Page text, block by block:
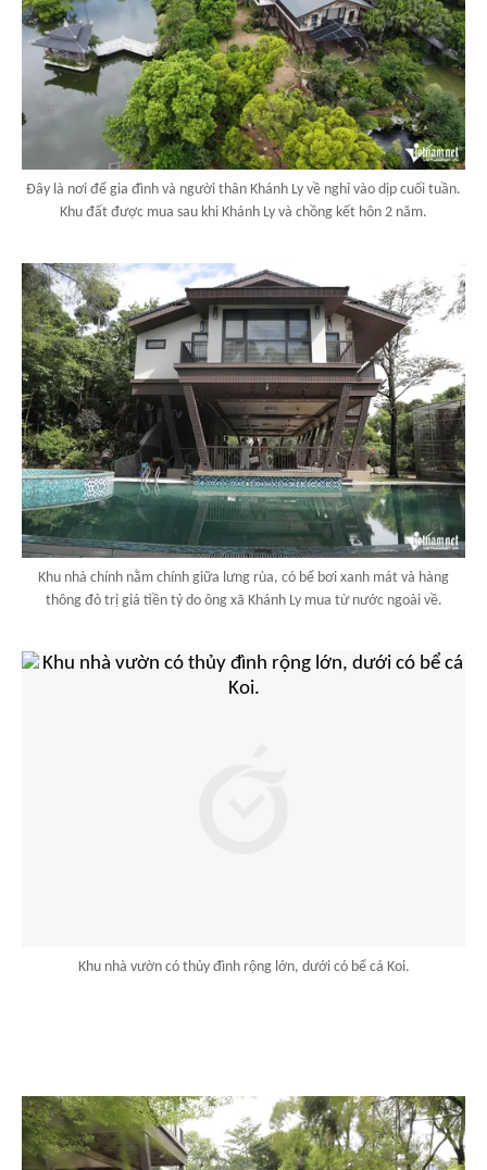
Đây là nơi để gia đình và người thân Khánh Ly về nghỉ vào dịp cuối tuần.
Khu đất được mua sau khi Khánh Ly và chồng kết hôn 2 năm.
Khu nhà chính nằm chính giữa lưng rùa, có bể bơi xanh mát và hàng
thông đỏ trị giá tiền tỷ do ông xã Khánh Ly mua từ nước ngoài về.
Khu nhà vườn có thủy đình rộng lớn, dưới có bể cá Koi.